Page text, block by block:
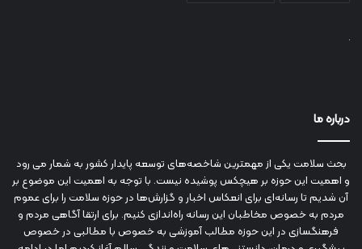
درباره ما
بحث سلامت یکی از مهمترین شاخصه‌های توسعه پایدار کشور به شمار می رود
و اهمیت این حوزه بر هیچکس پوشیده نیست. با توجه به اهمیت این موضوع بر
آن شدیم تا رسانه‌ای برای انعکاس اخبار و گزارش‌ها در حوزه سلامت را برای عموم
مردم به خصوص مخاطبان این رسانه راه‌اندازی کنیم. برای ارتقا آگاهی مردم و
فرهنگسازی در این حوزه مطالب آموزشی به خصوص با مطالبی در خصوص